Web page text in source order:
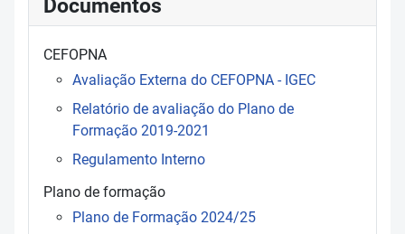
CEFOPNA
Avaliação Externa do CEFOPNA - IGEC
Relatório de avaliação do Plano de
Formação 2019-2021
Regulamento Interno
Plano de formação
Plano de Formação 2024/25